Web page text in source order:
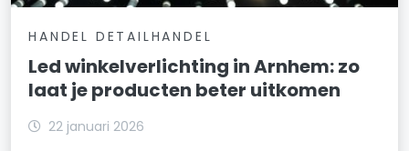
HANDEL DETAILHANDEL
Led winkelverlichting in Arnhem: zo
laat je producten beter uitkomen
22 januari 2026